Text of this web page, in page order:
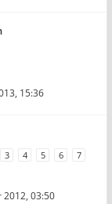
15:36
3 4 5 6 7
2012, 03:50